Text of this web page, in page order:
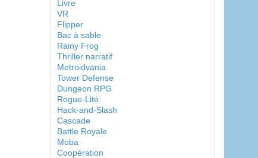
Livre
VR
Flipper
Bac à sable
Rainy Frog
Thriller narratif
Metroidvania
Tower Defense
Dungeon RPG
Rogue-Lite
Hack-and-Slash
Cascade
Battle Royale
Moba
Coopération